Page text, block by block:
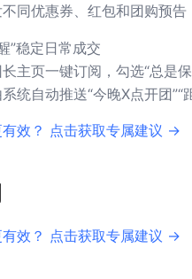
同优惠券、红包和团购预
”稳定日常成交
主页一键订阅，勾选“总是
统自动推送“今晚X点开团
效？ 点击获取专属建议 →
效？ 点击获取专属建议 →